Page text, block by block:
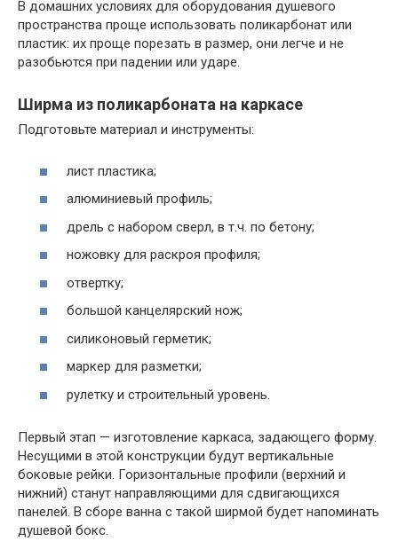
В домашних условиях для оборудования душевого
пространства проще использовать поликарбонат или
пластик: их проще порезать в размер, они легче и не
разобьются при падении или ударе.
Ширма из поликарбоната на каркасе
Подготовьте материал и инструменты:
лист пластика;
алюминиевый профиль;
дрель с набором сверл, в т.ч. по бетону;
ножовку для раскроя профиля;
отвертку;
большой канцелярский нож;
силиконовый герметик;
маркер для разметки;
рулетку и строительный уровень.
Первый этап — изготовление каркаса, задающего форму.
Несущими в этой конструкции будут вертикальные
боковые рейки. Горизонтальные профили (верхний и
нижний) станут направляющими для сдвигающихся
панелей. В сборе ванна с такой ширмой будет напоминать
душевой бокс.